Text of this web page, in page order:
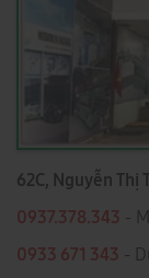
62C, Nguyễn Thị
0937.378.343 -
0933 671 343 -